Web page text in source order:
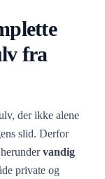
fra
der ikke alene
slid. Derfor
vandig
private og